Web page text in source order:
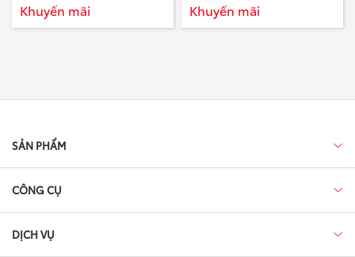
Khuyến mãi
Khuyến mãi
SẢN PHẨM
CÔNG CỤ
DỊCH VỤ